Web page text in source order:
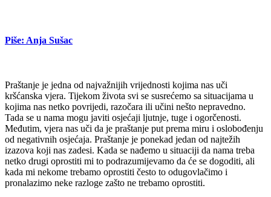
Piše: Anja Sušac
Praštanje je jedna od najvažnijih vrijednosti kojima nas uči
kršćanska vjera. Tijekom života svi se susrećemo sa situacijama u
kojima nas netko povrijedi, razočara ili učini nešto nepravedno.
Tada se u nama mogu javiti osjećaji ljutnje, tuge i ogorčenosti.
Međutim, vjera nas uči da je praštanje put prema miru i oslobođenju
od negativnih osjećaja. Praštanje je ponekad jedan od najtežih
izazova koji nas zadesi. Kada se nađemo u situaciji da nama treba
netko drugi oprostiti mi to podrazumijevamo da će se dogoditi, ali
kada mi nekome trebamo oprostiti često to odugovlačimo i
pronalazimo neke razloge zašto ne trebamo oprostiti.